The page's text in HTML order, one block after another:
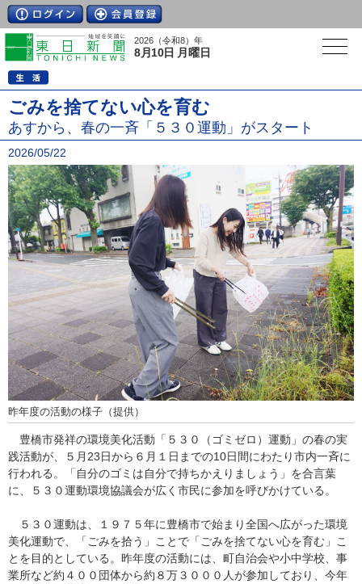
2026（令和8）年
8月10日 月曜日
ごみを捨てない心を育む
あすから、春の一斉「５３０運動」がスタート
2026/05/22
昨年度の活動の様子（提供）
豊橋市発祥の環境美化活動「５３０（ゴミゼロ）運動」の春の実
践活動が、５月23日から６月１日までの10日間にわたり市内一斉に
行われる。「自分のゴミは自分で持ちかえりましょう」を合言葉
に、５３０運動環境協議会が広く市民に参加を呼びかけている。
５３０運動は、１９７５年に豊橋市で始まり全国へ広がった環境
美化運動で、「ごみを拾う」ことで「ごみを捨てない心を育む」こ
とを目的としている。昨年度の活動には、町自治会や小中学校、事
業所など約４００団体から約８万３０００人が参加しており、今年